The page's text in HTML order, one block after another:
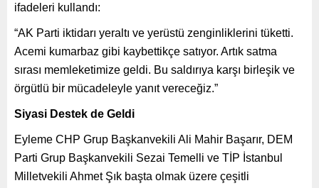
ifadeleri kullandı:
“AK Parti iktidarı yeraltı ve yerüstü zenginliklerini tüketti.
Acemi kumarbaz gibi kaybettikçe satıyor. Artık satma
sırası memleketimize geldi. Bu saldırıya karşı birleşik ve
örgütlü bir mücadeleyle yanıt vereceğiz.”
Siyasi Destek de Geldi
Eyleme CHP Grup Başkanvekili Ali Mahir Başarır, DEM
Parti Grup Başkanvekili Sezai Temelli ve TİP İstanbul
Milletvekili Ahmet Şık başta olmak üzere çeşitli